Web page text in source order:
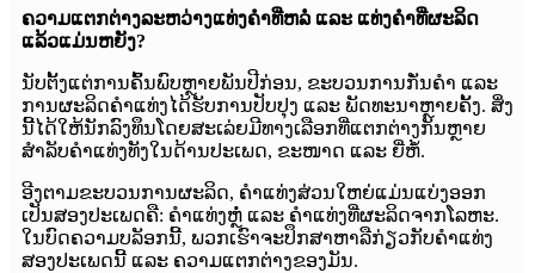
ຄວາມແຕກຕ່າງລະຫວ່າງແທ່ງຄຳທີ່ຫລໍ່ ແລະ ແທ່ງຄຳທີ່ຜະລິດ
ແລ້ວແມ່ນຫຍັງ?
ນັບຕັ້ງແຕ່ການຄົ້ນພົບຫຼາຍພັນປີກ່ອນ, ຂະບວນການກັ່ນຄຳ ແລະ
ການຜະລິດຄຳແທ່ງໄດ້ຮັບການປັບປຸງ ແລະ ພັດທະນາຫຼາຍຄັ້ງ. ສິ່ງ
ນີ້ໄດ້ໃຫ້ນັກລົງທຶນໂດຍສະເລ່ຍມີທາງເລືອກທີ່ແຕກຕ່າງກັນຫຼາຍ
ສຳລັບຄຳແທ່ງທັງໃນດ້ານປະເພດ, ຂະໜາດ ແລະ ຍີ່ຫໍ້.
ອີງຕາມຂະບວນການຜະລິດ, ຄຳແທ່ງສ່ວນໃຫຍ່ແມ່ນແບ່ງອອກ
ເປັນສອງປະເພດຄື: ຄຳແທ່ງຫຼໍ່ ແລະ ຄຳແທ່ງທີ່ຜະລິດຈາກໂລຫະ.
ໃນບົດຄວາມບລັອກນີ້, ພວກເຮົາຈະປຶກສາຫາລືກ່ຽວກັບຄຳແທ່ງ
ສອງປະເພດນີ້ ແລະ ຄວາມແຕກຕ່າງຂອງມັນ.